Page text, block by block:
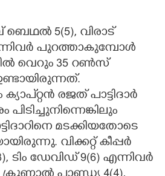
5(5), വിരാട്
പുറത്താകുമ്പോള്‍
വെറും 35 റണ്‍സ്
രജത് പാട്ടിദാര്‍
പിടിച്ചുനിന്നെങ്കിലും
മടക്കിയതോടെ
വിക്കറ്റ് കീപ്പര്‍
ടിം ഡേവിഡ് 9(6) എന്നിവര്‍